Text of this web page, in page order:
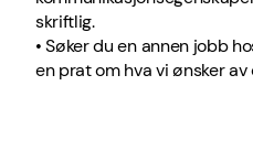
skriftlig.
•Søker du en annen jobb
en prat om hva vi ønsker av